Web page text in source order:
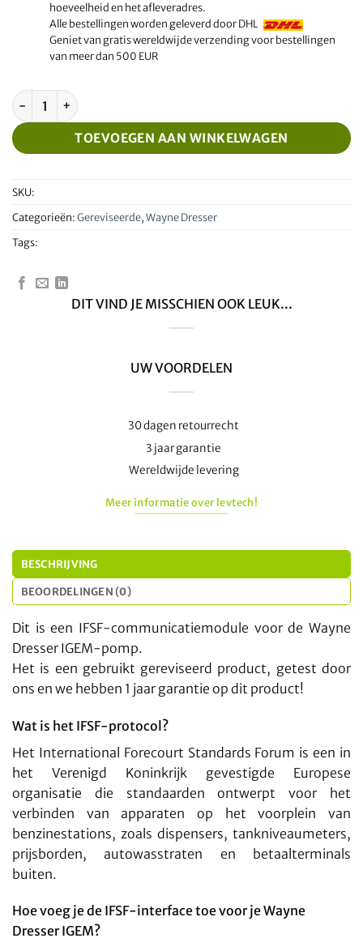
hoeveelheid en het afleveradres.
Alle bestellingen worden geleverd door DHL
Geniet van gratis wereldwijde verzending voor bestellingen
van meer dan 500 EUR
Gereviseerde IGEM Wayne Dresser IFSF module aantal
TOEVOEGEN AAN WINKELWAGEN
SKU:
Categorieën:Gereviseerde,Wayne Dresser
Tags:
DIT VIND JE MISSCHIEN OOK LEUK...
UW VOORDELEN
30 dagen retourrecht
3 jaar garantie
Wereldwijde levering
Meer informatie over levtech!
BESCHRIJVING
BEOORDELINGEN (0)
Dit is een IFSF-communicatiemodule voor de Wayne
Dresser IGEM-pomp.
Het is een gebruikt gereviseerd product, getest door
ons en we hebben 1 jaar garantie op dit product!
Wat is het IFSF-protocol?
Het International Forecourt Standards Forum is een in
het Verenigd Koninkrijk gevestigde Europese
organisatie die standaarden ontwerpt voor het
verbinden van apparaten op het voorplein van
benzinestations, zoals dispensers, tankniveaumeters,
prijsborden, autowasstraten en betaalterminals
buiten.
Hoe voeg je de IFSF-interface toe voor je Wayne
Dresser IGEM?